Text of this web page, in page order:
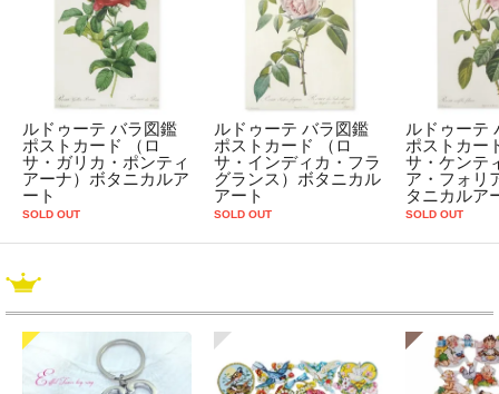
ルドゥーテ バラ図鑑
ポストカード （ロ
サ・ガリカ・ポンティ
アーナ）ボタニカルア
ート
SOLD OUT
ルドゥーテ バラ図鑑
ポストカード （ロ
サ・インディカ・フラ
グランス）ボタニカル
アート
SOLD OUT
ルドゥーテ
ポストカー
サ・ケンテ
ア・フォリ
タニカルア
SOLD OUT